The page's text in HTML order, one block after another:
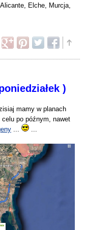
Elche, Murcja,
)
mamy w planach
celu po późnym, nawet